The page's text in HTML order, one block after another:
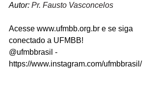
Autor: Pr. Fausto Vasconcelos
Acesse www.ufmbb.org.br e se siga
conectado a UFMBB!
@ufmbbrasil -
https://www.instagram.com/ufmbbrasil/